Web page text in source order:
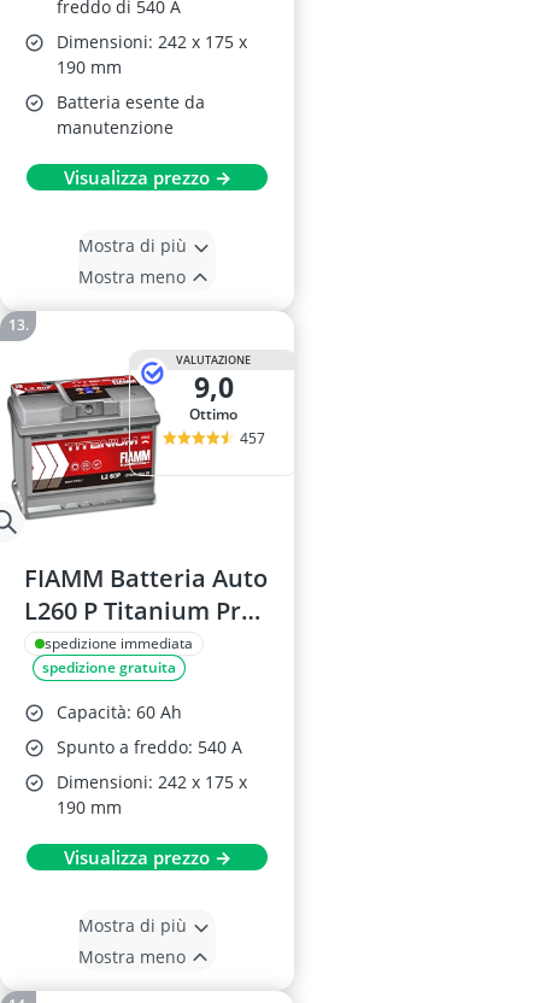
freddo di 540 A
Dimensioni: 242 x 175 x
190 mm
Batteria esente da
manutenzione
Visualizza prezzo →
Mostra di più
Mostra meno
VALUTAZIONE
9,0
Ottimo
457
FIAMM Batteria Auto
L260 P Titanium Pro
60Ah 540A
spedizione immediata
spedizione gratuita
Capacità: 60 Ah
Spunto a freddo: 540 A
Dimensioni: 242 x 175 x
190 mm
Visualizza prezzo →
Mostra di più
Mostra meno